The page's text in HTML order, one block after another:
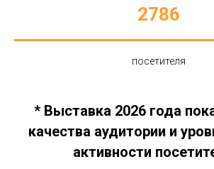
2786
посетителя
* Выставка 2026 года
качества аудитории и
активности